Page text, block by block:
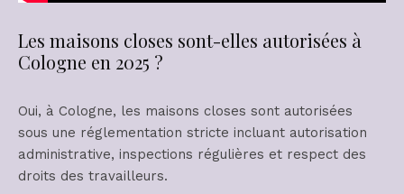
Les maisons closes sont-elles autorisées à
Cologne en 2025 ?
Oui, à Cologne, les maisons closes sont autorisées
sous une réglementation stricte incluant autorisation
administrative, inspections régulières et respect des
droits des travailleurs.